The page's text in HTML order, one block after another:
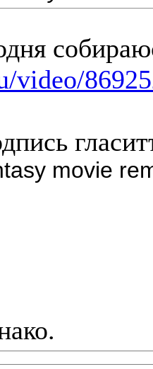
video/
movie